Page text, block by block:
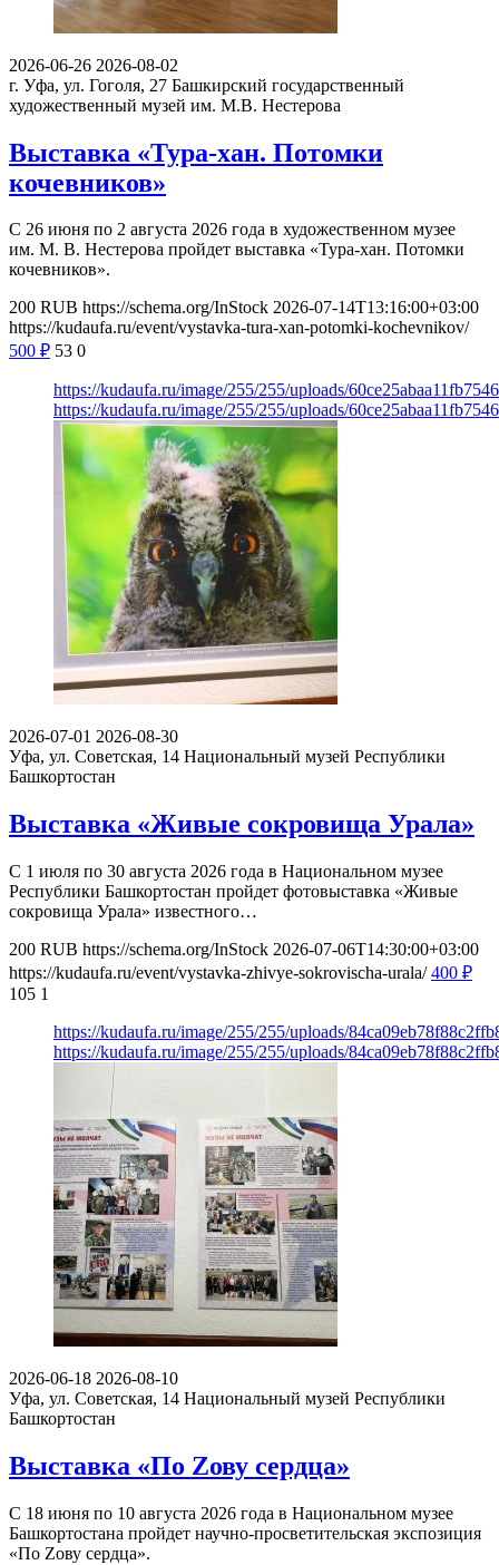
2026-06-26 2026-08-02
г. Уфа, ул. Гоголя, 27 Башкирский государственный
художественный музей им. М.В. Нестерова
Выставка «Тура-хан. Потомки
кочевников»
С 26 июня по 2 августа 2026 года в художественном музее
им. М. В. Нестерова пройдет выставка «Тура-хан. Потомки
кочевников».
200 RUB https://schema.org/InStock 2026-07-14T13:16:00+03:00
https://kudaufa.ru/event/vystavka-tura-xan-potomki-kochevnikov/
500 ₽ 53 0
https://kudaufa.ru/image/255/255/uploads/
https://kudaufa.ru/image/255/255/uploads/
2026-07-01 2026-08-30
Уфа, ул. Советская, 14 Национальный музей Республики
Башкортостан
Выставка «Живые сокровища Урала»
С 1 июля по 30 августа 2026 года в Национальном музее
Республики Башкортостан пройдет фотовыставка «Живые
сокровища Урала» известного…
200 RUB https://schema.org/InStock 2026-07-06T14:30:00+03:00
https://kudaufa.ru/event/vystavka-zhivye-sokrovischa-urala/ 400 ₽
105 1
https://kudaufa.ru/image/255/255/uploads/
https://kudaufa.ru/image/255/255/uploads/
2026-06-18 2026-08-10
Уфа, ул. Советская, 14 Национальный музей Республики
Башкортостан
Выставка «По Zову сердца»
С 18 июня по 10 августа 2026 года в Национальном музее
Башкортостана пройдет научно-просветительская экспозиция
«По Zову сердца».